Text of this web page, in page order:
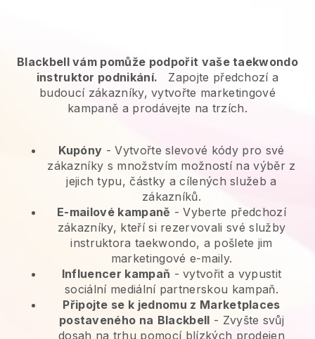
Blackbell vám pomůže podpořit vaše taekwondo
instruktor podnikání.
Zapojte předchozí a
budoucí zákazníky, vytvořte marketingové
kampaně a prodávejte na trzích.
Kupóny - Vytvořte slevové kódy pro své
zákazníky s množstvím možností na výběr z
jejich typu, částky a cílených služeb a
zákazníků.
E-mailové kampaně -Vyberte předchozí
zákazníky, kteří si rezervovali své služby
instruktora taekwondo, a pošlete jim
marketingové e-maily.
Influencer kampaň - vytvořit a vypustit
sociální mediální partnerskou kampaň.
Připojte se k jednomu z Marketplaces
postaveného na Blackbell - Zvyšte svůj
dosah na trhu pomocí blízkých prodejen